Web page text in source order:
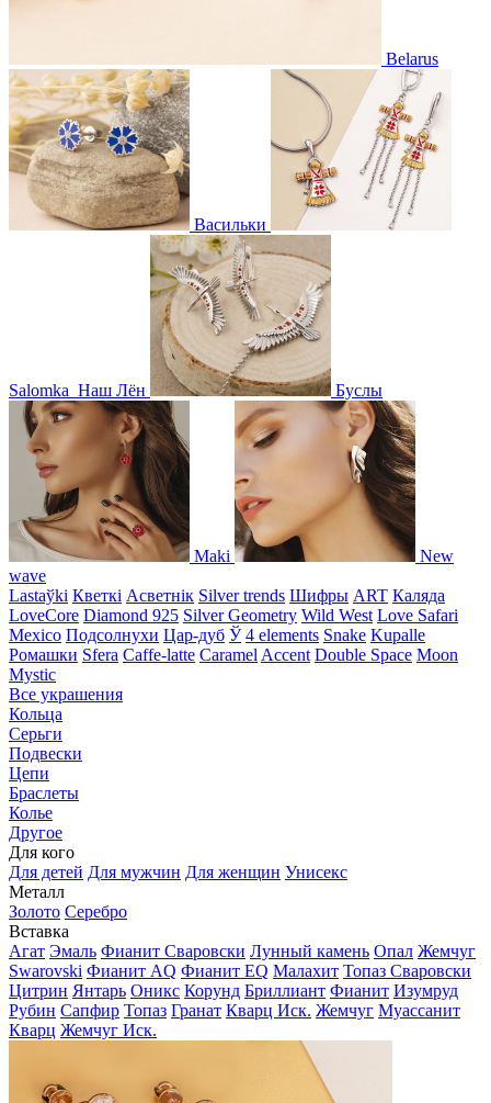
Belarus
Васильки
Salomka Наш Лён Буслы
Maki
New
wave
Lastaўki Кветкі Асветнiк Silver trends Шифры ART Каляда
LoveCore Diamond 925 Silver Geometry Wild West Love Safari
Mexico Подсолнухи Цар-дуб Ў 4 elements Snake Kupalle
Ромашки Sfera Caffe-latte Caramel Accent Double Space Moon
Mystic
Все украшения
Кольца
Серьги
Подвески
Цепи
Браслеты
Колье
Другое
Для кого
Для детей Для мужчин Для женщин Унисекс
Металл
Золото Серебро
Вставка
Агат Эмаль Фианит Сваровски Лунный камень Опал Жемчуг
Swarovski Фианит AQ Фианит EQ Малахит Топаз Сваровски
Цитрин Янтарь Оникс Корунд Бриллиант Фианит Изумруд
Рубин Сапфир Топаз Гранат Кварц Иск. Жемчуг Муассанит
Кварц Жемчуг Иск.